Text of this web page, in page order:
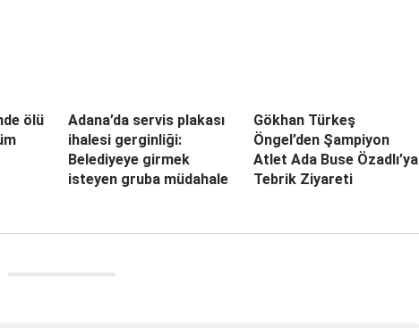
ölü
Adana’da servis plakası
ihalesi gerginliği:
Belediyeye girmek
isteyen gruba müdahale
Gökhan Türkeş
Öngel’den Şampiyon
Atlet Ada Buse Özadlı’ya
Tebrik Ziyareti